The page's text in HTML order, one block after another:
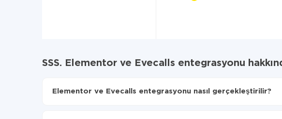
SSS. Elementor ve Evecalls entegrasyonu
Elementor ve Evecalls entegrasyonu nasıl gerçekleştirilir?